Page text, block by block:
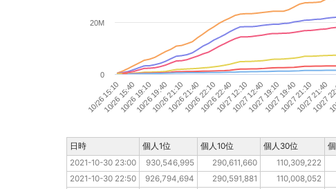
10/26 15:10
10/26 15:4010/26 19:1010/26 19:4010/26 21:1010/26 21:4010/26 22:1010/26 22:4010/27 12:1010/27 12:4010/27 19:1010/27 19:4010/27 21:1010/27 21:40
10/27
0
20M
2021-10-30 23:00 930,546,995 290,611,660 110,309,222
2021-10-30 22:50
926,794,694 290,591,881 110,008,052
日時 個人1位 個人10位 個人30位
2021-10-30 23:00
2021-10-30 22:50
日時